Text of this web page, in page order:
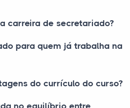
carreira de secretariado?
para quem já trabalha na
do currículo do curso?
no equilíbrio entre